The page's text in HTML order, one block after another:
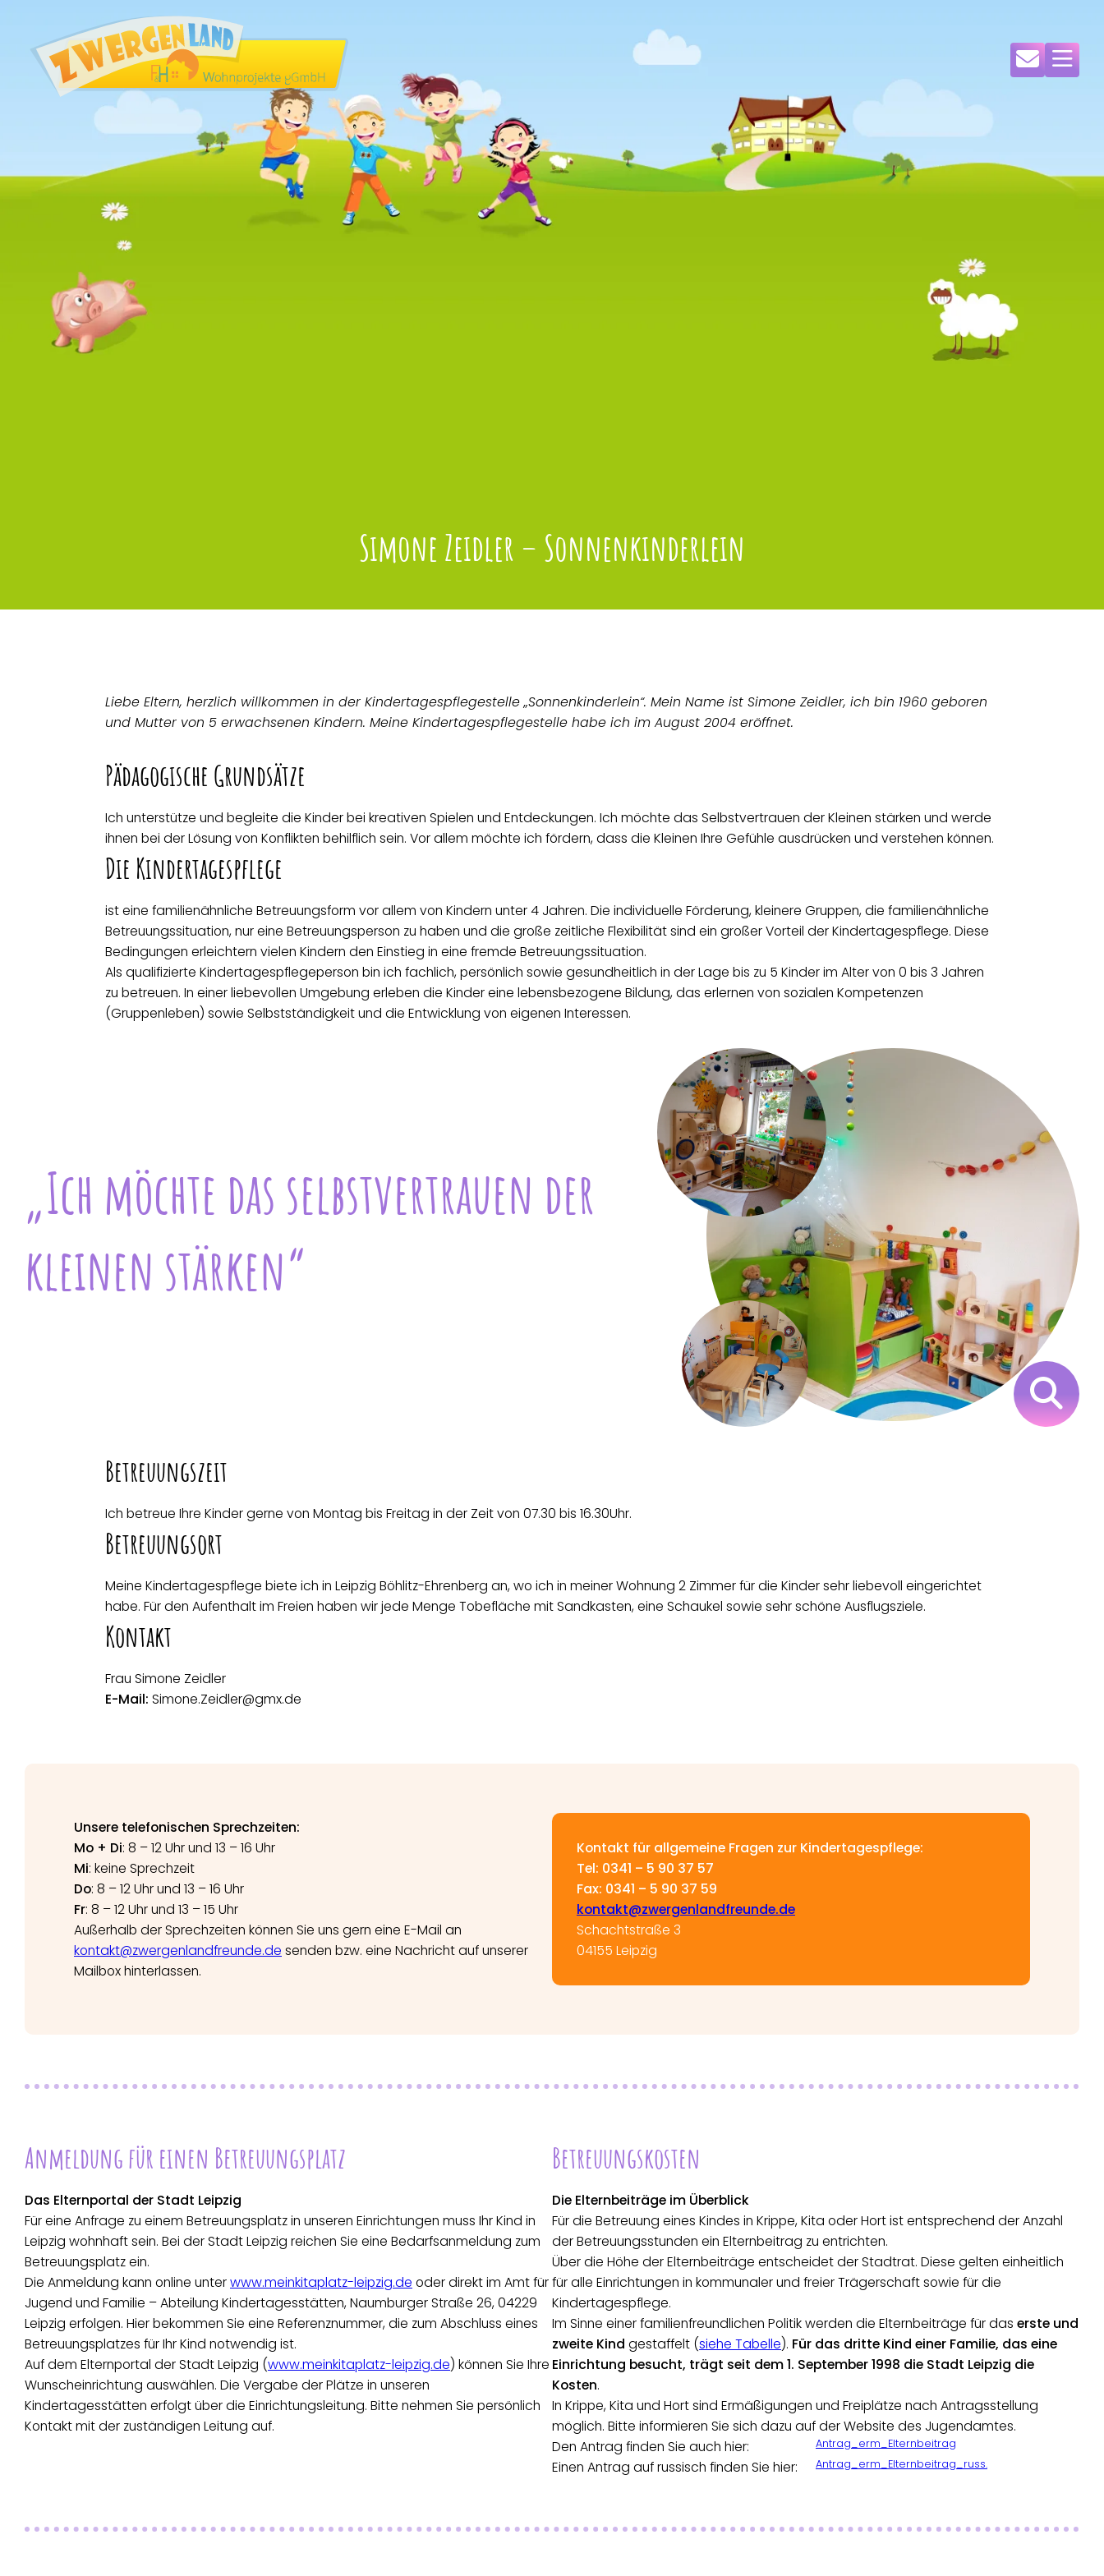
Simone Zeidler – Sonnenkinderlein
Liebe Eltern, herzlich willkommen in der Kindertagespflegestelle „Sonnenkinderlein“. Mein Name ist Simone Zeidler, ich bin 1960 geboren
und Mutter von 5 erwachsenen Kindern. Meine Kindertagespflegestelle habe ich im August 2004 eröffnet.
Pädagogische Grundsätze
Ich unterstütze und begleite die Kinder bei kreativen Spielen und Entdeckungen. Ich möchte das Selbstvertrauen der Kleinen stärken und werde
ihnen bei der Lösung von Konflikten behilflich sein. Vor allem möchte ich fördern, dass die Kleinen Ihre Gefühle ausdrücken und verstehen können.
Die Kindertagespflege
ist eine familienähnliche Betreuungsform vor allem von Kindern unter 4 Jahren. Die individuelle Förderung, kleinere Gruppen, die familienähnliche
Betreuungssituation, nur eine Betreuungsperson zu haben und die große zeitliche Flexibilität sind ein großer Vorteil der Kindertagespflege. Diese
Bedingungen erleichtern vielen Kindern den Einstieg in eine fremde Betreuungssituation.
Als qualifizierte Kindertagespflegeperson bin ich fachlich, persönlich sowie gesundheitlich in der Lage bis zu 5 Kinder im Alter von 0 bis 3 Jahren
zu betreuen. In einer liebevollen Umgebung erleben die Kinder eine lebensbezogene Bildung, das erlernen von sozialen Kompetenzen
(Gruppenleben) sowie Selbstständigkeit und die Entwicklung von eigenen Interessen.
„Ich möchte das selbstvertrauen der
kleinen stärken“
Betreuungszeit
Ich betreue Ihre Kinder gerne von Montag bis Freitag in der Zeit von 07.30 bis 16.30Uhr.
Betreuungsort
Meine Kindertagespflege biete ich in Leipzig Böhlitz-Ehrenberg an, wo ich in meiner Wohnung 2 Zimmer für die Kinder sehr liebevoll eingerichtet
habe. Für den Aufenthalt im Freien haben wir jede Menge Tobefläche mit Sandkasten, eine Schaukel sowie sehr schöne Ausflugsziele.
Kontakt
Frau Simone Zeidler
E-Mail: Simone.Zeidler@gmx.de
Unsere telefonischen Sprechzeiten:
Mo + Di: 8 – 12 Uhr und 13 – 16 Uhr
Mi: keine Sprechzeit
Do: 8 – 12 Uhr und 13 – 16 Uhr
Fr: 8 – 12 Uhr und 13 – 15 Uhr
Außerhalb der Sprechzeiten können Sie uns gern eine E-Mail an
kontakt@zwergenlandfreunde.de senden bzw. eine Nachricht auf unserer
Mailbox hinterlassen.
Kontakt für allgemeine Fragen zur Kindertagespflege:
Tel: 0341 – 5 90 37 57
Fax: 0341 – 5 90 37 59
kontakt@zwergenlandfreunde.de
Schachtstraße 3
04155 Leipzig
Anmeldung für einen Betreuungsplatz
Das Elternportal der Stadt Leipzig
Für eine Anfrage zu einem Betreuungsplatz in unseren Einrichtungen muss Ihr Kind in
Leipzig wohnhaft sein. Bei der Stadt Leipzig reichen Sie eine Bedarfsanmeldung zum
Betreuungsplatz ein.
Die Anmeldung kann online unterwww.meinkitaplatz-leipzig.de oder direkt im Amt für
Jugend und Familie – Abteilung Kindertagesstätten, Naumburger Straße 26, 04229
Leipzig erfolgen. Hier bekommen Sie eine Referenznummer, die zum Abschluss eines
Betreuungsplatzes für Ihr Kind notwendig ist.
Auf dem Elternportal der Stadt Leipzig (www.meinkitaplatz-leipzig.de) können Sie Ihre
Wunscheinrichtung auswählen. Die Vergabe der Plätze in unseren
Kindertagesstätten erfolgt über die Einrichtungsleitung. Bitte nehmen Sie persönlich
Kontakt mit der zuständigen Leitung auf.
Betreuungskosten
Die Elternbeiträge im Überblick
Für die Betreuung eines Kindes in Krippe, Kita oder Hort ist entsprechend der Anzahl
der Betreuungsstunden ein Elternbeitrag zu entrichten.
Über die Höhe der Elternbeiträge entscheidet der Stadtrat. Diese gelten einheitlich
für alle Einrichtungen in kommunaler und freier Trägerschaft sowie für die
Kindertagespflege.
Im Sinne einer familienfreundlichen Politik werden die Elternbeiträge für das erste und
zweite Kind gestaffelt (siehe Tabelle). Für das dritte Kind einer Familie, das eine
Einrichtung besucht, trägt seit dem 1. September 1998 die Stadt Leipzig die
Kosten.
In Krippe, Kita und Hort sind Ermäßigungen und Freiplätze nach Antragsstellung
möglich. Bitte informieren Sie sich dazu auf der Website des Jugendamtes.
Den Antrag finden Sie auch hier:
Antrag_erm_Elternbeitrag
Einen Antrag auf russisch finden Sie hier: Antrag_erm_Elternbeitrag_russ.